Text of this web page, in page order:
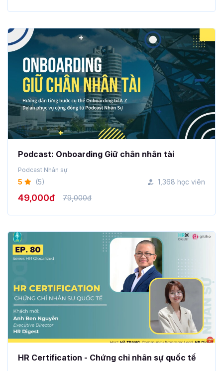
Podcast: Onboarding Giữ chân nhân tài
Podcast Nhân sự
5 (5) 1,368 học viên
49,000đ 79,000đ
HR Certification - Chứng chỉ nhân sự quốc tế